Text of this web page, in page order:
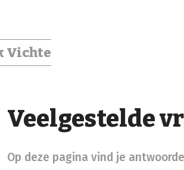
Vichte
Veelgestelde
Op deze pagina vind je